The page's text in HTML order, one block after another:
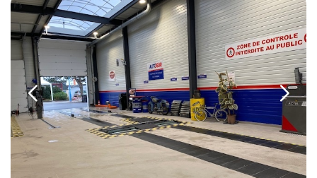
roues, quad, voiturette, voiture sans permis)
• le pré-contrôle ou pré-visite contrôle technique
N’attendez plus pour votre sécurité et faire vérifier votre
véhicule : Prenez RDV dans votre centre de contrôle
technique.
Ce centre est référencé "AUTOSUR CLASSIC" pour vous
garantir une approche respectueuse et attentionnée de
vos véhicules de collection. Partenaire FFVE.
A très bientôt chez AUTOSUR LE-MESNIL-ESNARD.
RETROUVEZ NOUS SUR NOTRE PAGE FACEBOOK
http://www.facebook.com/pages/Autosur/